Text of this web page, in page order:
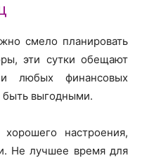
смело планировать
эти сутки обещают
любых финансовых
выгодными.
настроения,
Не лучшее время для